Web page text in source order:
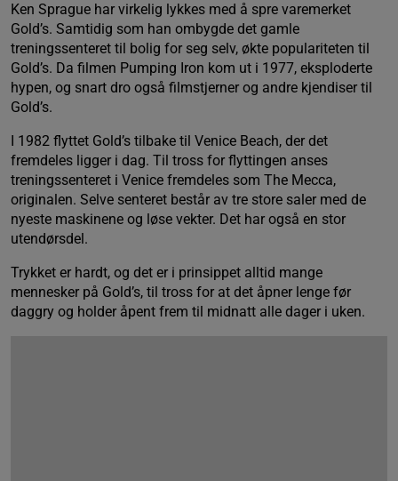
Ken Sprague har virkelig lykkes med å spre varemerket
Gold’s. Samtidig som han ombygde det gamle
treningssenteret til bolig for seg selv, økte populariteten til
Gold’s. Da filmen Pumping Iron kom ut i 1977, eksploderte
hypen, og snart dro også filmstjerner og andre kjendiser til
Gold’s.
I 1982 flyttet Gold’s tilbake til Venice Beach, der det
fremdeles ligger i dag. Til tross for flyttingen anses
treningssenteret i Venice fremdeles som The Mecca,
originalen. Selve senteret består av tre store saler med de
nyeste maskinene og løse vekter. Det har også en stor
utendørsdel.
Trykket er hardt, og det er i prinsippet alltid mange
mennesker på Gold’s, til tross for at det åpner lenge før
daggry og holder åpent frem til midnatt alle dager i uken.